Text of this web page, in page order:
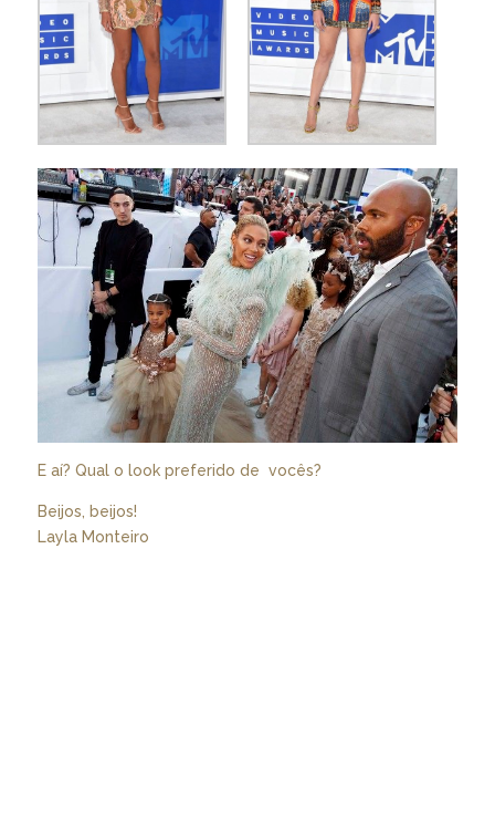
E aí? Qual o look preferido de vocês?
Beijos, beijos!
Layla Monteiro